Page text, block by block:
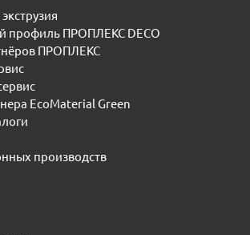
профиль ПРОПЛЕКС DECO
ПРОПЛЕКС
EcoMaterial Green
производств